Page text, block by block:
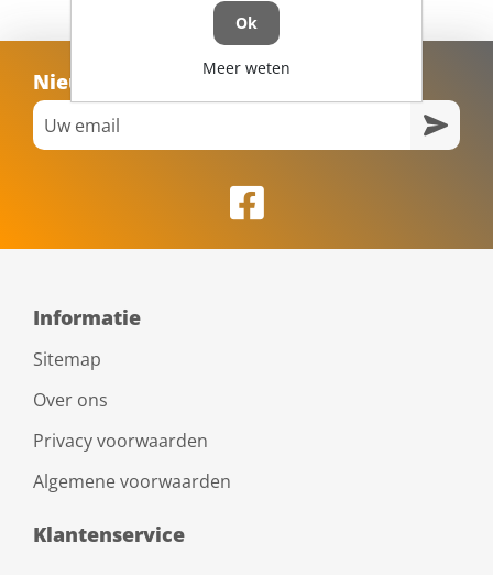
Nieuwsbrief
Informatie
Sitemap
Over ons
Privacy voorwaarden
Algemene voorwaarden
Klantenservice
Ok
Meer weten